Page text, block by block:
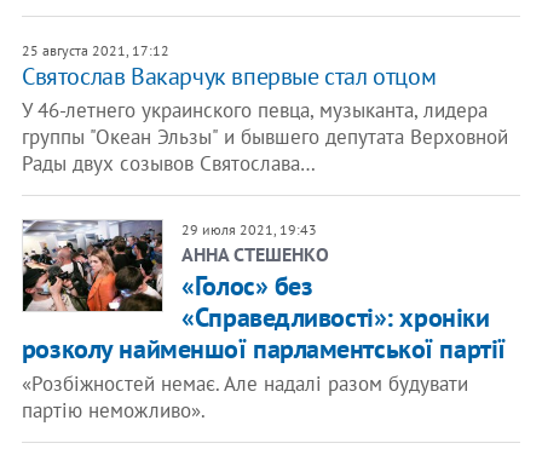
25 августа 2021, 17:12
Святослав Вакарчук впервые стал отцом
У 46-летнего украинского певца, музыканта, лидера
группы "Океан Эльзы" и бывшего депутата Верховной
Рады двух созывов Святослава…
29 июля 2021, 19:43
АННА СТЕШЕНКО
«Голос» без
«Справедливості»: хроніки
розколу найменшої парламентської партії
«Розбіжностей немає. Але надалі разом будувати
партію неможливо».